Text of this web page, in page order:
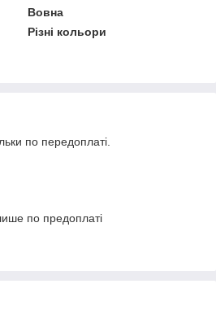
Вовна
Різні кольори
по передоплаті.
по предоплаті